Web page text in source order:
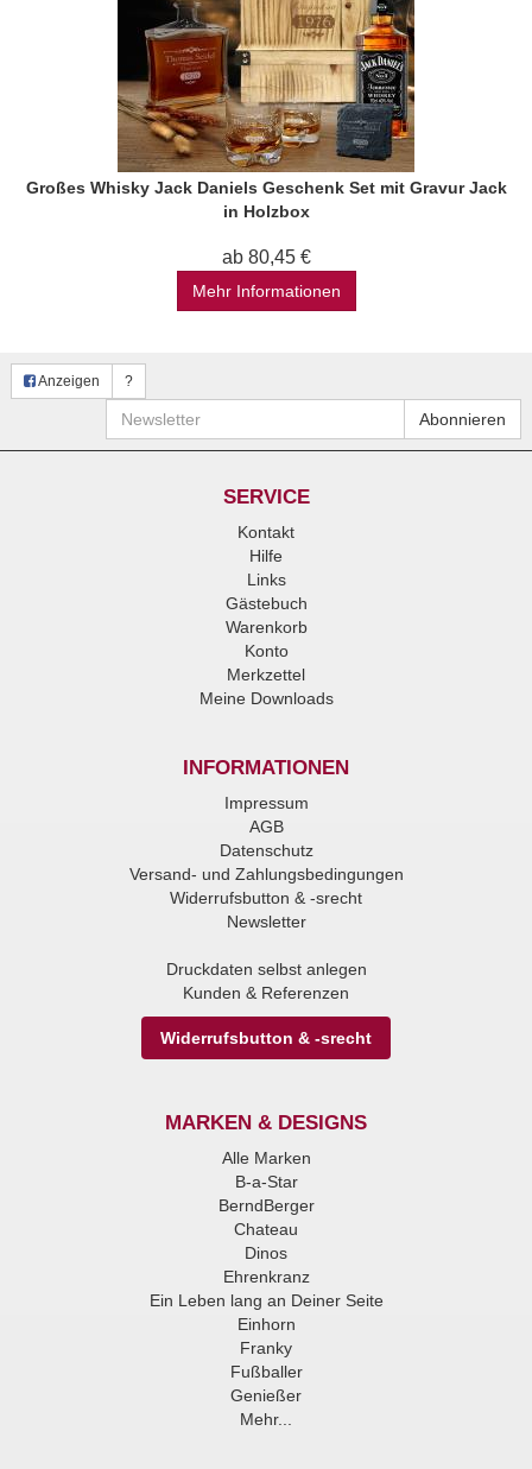
Großes Whisky Jack Daniels Geschenk Set mit Gravur Jack
in Holzbox
ab 80,45 €
Mehr Informationen
Anzeigen ?
Newsletter Abonnieren
SERVICE
Kontakt
Hilfe
Links
Gästebuch
Warenkorb
Konto
Merkzettel
Meine Downloads
INFORMATIONEN
Impressum
AGB
Datenschutz
Versand- und Zahlungsbedingungen
Widerrufsbutton & -srecht
Newsletter
Druckdaten selbst anlegen
Kunden & Referenzen
Widerrufsbutton & -srecht
MARKEN & DESIGNS
Alle Marken
B-a-Star
BerndBerger
Chateau
Dinos
Ehrenkranz
Ein Leben lang an Deiner Seite
Einhorn
Franky
Fußballer
Genießer
Mehr...